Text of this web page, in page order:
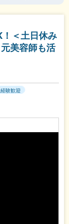
！＜土日休み
美容師も活
験歓迎